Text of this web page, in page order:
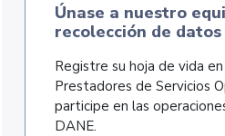
Únase a nuestro
recolección de datos
Registre su hoja de vida
Prestadores de Servicios
participe en las
DANE.